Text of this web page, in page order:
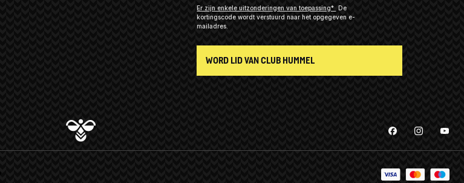
Er zijn enkele uitzonderingen van toepassing* De
kortingscode wordt verstuurd naar het opgegeven e-
mailadres.
WORD LID VAN CLUB HUMMEL